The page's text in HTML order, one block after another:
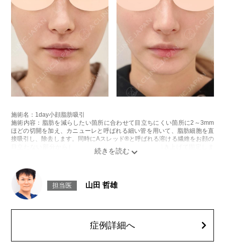
施術名：1day小顔脂肪吸引
施術内容：脂肪を減らしたい箇所に合わせて目立ちにくい箇所に2～3mm
ほどの切開を加え、カニューレと呼ばれる細い管を用いて、脂肪細胞を直
接吸引し、除去します。同時にAスレッド®と呼ばれる溶ける繊維をお顔の
目立たない部分から皮下へ挿入し、皮膚を内側から引き上げて固定しま
リスク、副作用：赤み、熱感、痛み、しびれ、むくみ、内出血、引き攣れ
感などが術後一時的に生じることがございます。また、稀に貧血、細菌感
染症、左右差、施術箇所の知覚鈍麻、ぼこつき、硬結、瘢痕化、色素沈
着、脂肪塞栓、皮膚のよれ、繊維の突出などを生じることがございます。
顔の脂肪吸引箇所の追加 1ヶ所ごと+162,800円(税込)
オプション：笑気麻酔 3,300円(税込)
担当医 山田 哲雄
症例詳細へ